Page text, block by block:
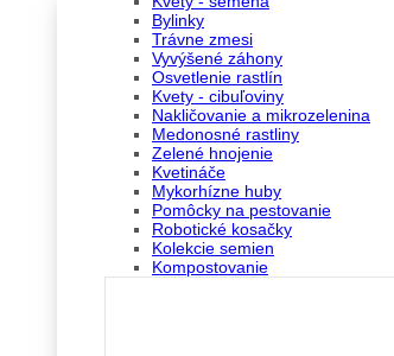
Bylinky
Trávne zmesi
Vyvýšené záhony
Osvetlenie rastlín
Kvety - cibuľoviny
Nakličovanie a mikrozelenina
Medonosné rastliny
Zelené hnojenie
Kvetináče
Mykorhízne huby
Pomôcky na pestovanie
Robotické kosačky
Kolekcie semien
Kompostovanie